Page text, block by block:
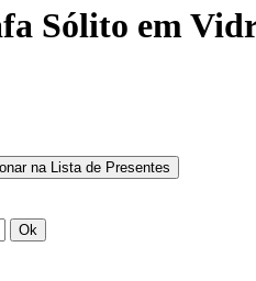
Sólito em
na Lista de Presentes
Ok